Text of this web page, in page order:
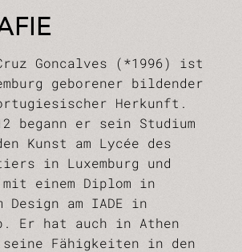
Goncalves (*1996) ist
geborener bildender
Herkunft.
begann er sein Studium
Kunst am Lycée des
in Luxemburg und
einem Diplom in
Design am IADE in
Er hat auch in Athen
Fähigkeiten in den